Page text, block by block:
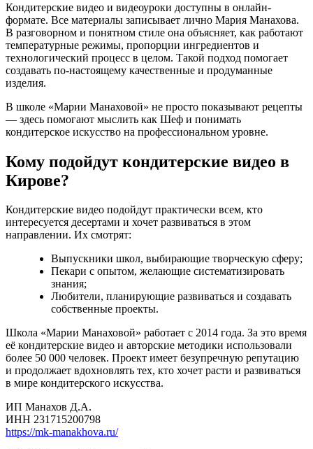
Кондитерские видео и видеоуроки доступны в онлайн-
формате. Все материалы записывает лично Мария Манахова.
В разговорном и понятном стиле она объясняет, как работают
температурные режимы, пропорции ингредиентов и
технологический процесс в целом. Такой подход помогает
создавать по-настоящему качественные и продуманные
изделия.
В школе «Марии Манаховой» не просто показывают рецепты
— здесь помогают мыслить как Шеф и понимать
кондитерское искусство на профессиональном уровне.
Кому подойдут кондитерские видео в
Кирове?
Кондитерские видео подойдут практически всем, кто
интересуется десертами и хочет развиваться в этом
направлении. Их смотрят:
Выпускники школ, выбирающие творческую сферу;
Пекари с опытом, желающие систематизировать
знания;
Любители, планирующие развиваться и создавать
собственные проекты.
Школа «Марии Манаховой» работает с 2014 года. За это время
её кондитерские видео и авторские методики использовали
более 50 000 человек. Проект имеет безупречную репутацию
и продолжает вдохновлять тех, кто хочет расти и развиваться
в мире кондитерского искусства.
ИП Манахов Д.А.
ИНН 231715200798
https://mk-manakhova.ru/